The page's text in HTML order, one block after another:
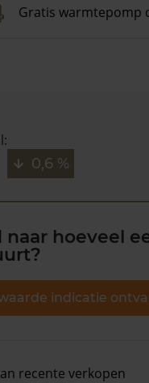
Gratis warmtepomp
0,6 %
naar hoeveel
indicatie
recente verkopen